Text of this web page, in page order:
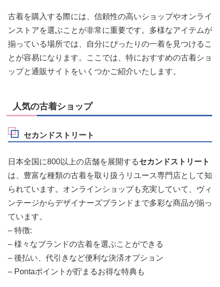
古着を購入する際には、信頼性の高いショップやオンライ
ンストアを選ぶことが非常に重要です。多様なアイテムが
揃っている場所では、自分にぴったりの一着を見つけるこ
とが容易になります。ここでは、特におすすめの古着ショ
ップと通販サイトをいくつかご紹介いたします。
人気の古着ショップ
セカンドストリート
日本全国に800以上の店舗を展開するセカンドストリート
は、豊富な種類の古着を取り扱うリユース専門店として知
られています。オンラインショップも充実していて、ヴィ
ンテージからデザイナーズブランドまで多彩な商品が揃っ
ています。
– 特徴:
– 様々なブランドの古着を選ぶことができる
– 後払い、代引きなど便利な決済オプション
– Pontaポイントが貯まるお得な特典も